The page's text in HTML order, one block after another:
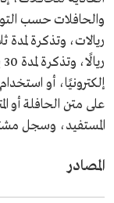
والحافلات حسب
على متن الحافلة أو
المستفيد، وسجل
المصادر